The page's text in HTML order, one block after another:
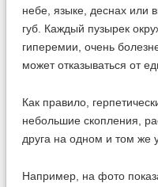
небе, языке, деснах или
губ. Каждый пузырек
гиперемии, очень
может отказываться от
Как правило,
небольшие скопления,
друга на одном и том же
Например, на фото